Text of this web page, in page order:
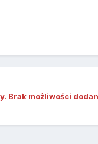
Brak możliwości